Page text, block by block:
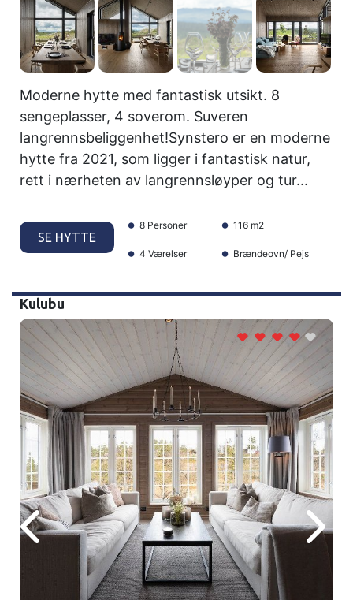
Moderne hytte med fantastisk utsikt. 8
sengeplasser, 4 soverom. Suveren
langrennsbeliggenhet!Synstero er en moderne
hytte fra 2021, som ligger i fantastisk natur,
rett i nærheten av langrennsløyper og tur...
SE HYTTE
8 Personer 116 m2
4 Værelser Brændeovn/ Pejs
Kulubu